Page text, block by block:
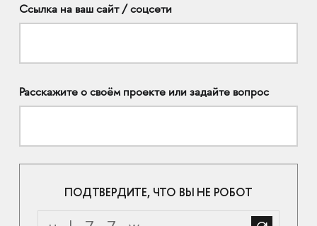
Ссылка на ваш сайт / соцсети
Расскажите о своём проекте или задайте вопрос
ПОДТВЕРДИТЕ, ЧТО ВЫ НЕ РОБОТ